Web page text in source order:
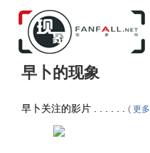
早卜的现象
早卜关注的影片 . . . . . . ( 更多